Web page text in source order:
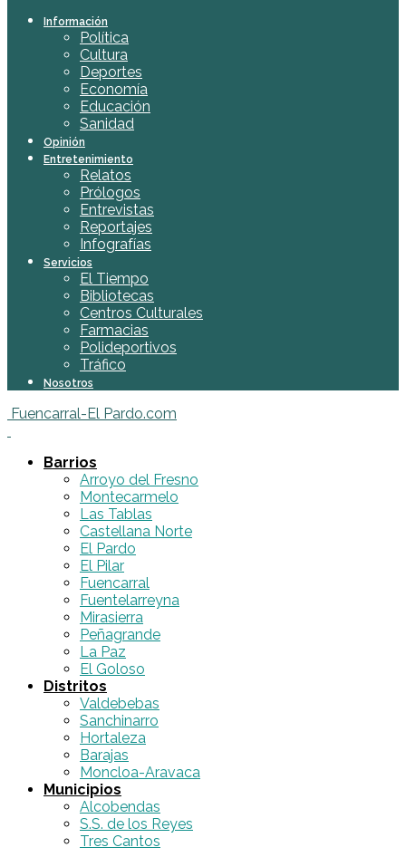
Información
Política
Cultura
Deportes
Economía
Educación
Sanidad
Opinión
Entretenimiento
Relatos
Prólogos
Entrevistas
Reportajes
Infografías
Servicios
El Tiempo
Bibliotecas
Centros Culturales
Farmacias
Polideportivos
Tráfico
Nosotros
Fuencarral-El Pardo.com
Barrios
Arroyo del Fresno
Montecarmelo
Las Tablas
Castellana Norte
El Pardo
El Pilar
Fuencarral
Fuentelarreyna
Mirasierra
Peñagrande
La Paz
El Goloso
Distritos
Valdebebas
Sanchinarro
Hortaleza
Barajas
Moncloa-Aravaca
Municipios
Alcobendas
S.S. de los Reyes
Tres Cantos